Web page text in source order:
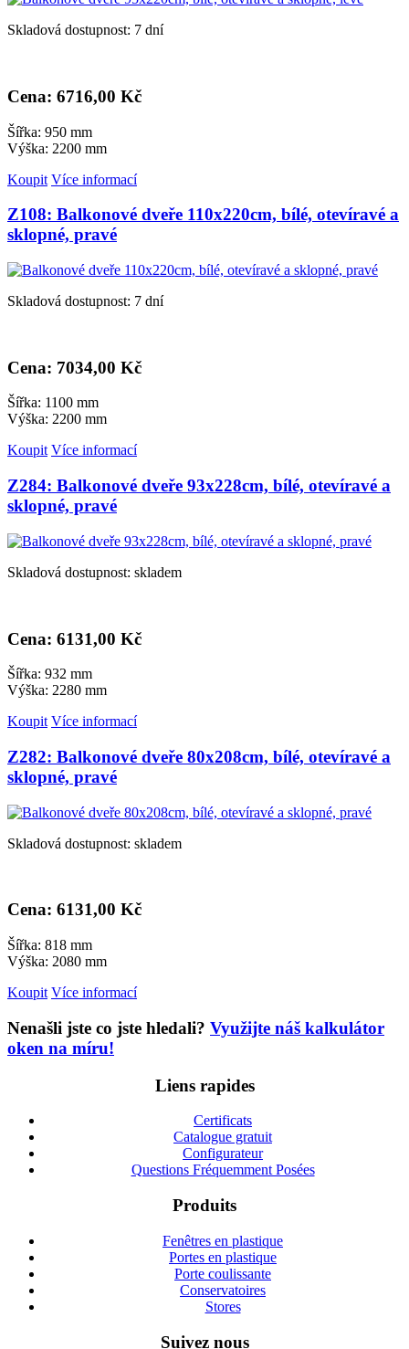
Skladová dostupnost: 7 dní
Cena: 6716,00 Kč
Šířka: 950 mm
Výška: 2200 mm
Koupit Více informací
Z108: Balkonové dveře 110x220cm, bílé, otevíravé a
sklopné, pravé
Skladová dostupnost: 7 dní
Cena: 7034,00 Kč
Šířka: 1100 mm
Výška: 2200 mm
Koupit Více informací
Z284: Balkonové dveře 93x228cm, bílé, otevíravé a
sklopné, pravé
Skladová dostupnost: skladem
Cena: 6131,00 Kč
Šířka: 932 mm
Výška: 2280 mm
Koupit Více informací
Z282: Balkonové dveře 80x208cm, bílé, otevíravé a
sklopné, pravé
Skladová dostupnost: skladem
Cena: 6131,00 Kč
Šířka: 818 mm
Výška: 2080 mm
Koupit Více informací
Nenašli jste co jste hledali? Využijte náš kalkulátor
oken na míru!
Liens rapides
Certificats
Catalogue gratuit
Configurateur
Questions Fréquemment Posées
Produits
Fenêtres en plastique
Portes en plastique
Porte coulissante
Conservatoires
Stores
Suivez nous